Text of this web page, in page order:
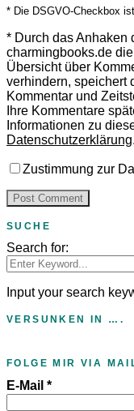
* Die DSGVO-Checkbox
* Durch das Anhaken
charmingbooks.de
Übersicht über
verhindern, speichert
Kommentar und
Ihre Kommentare
Informationen zu
Datenschutzerklärung.
Zustimmung zur
SUCHE
Search for:
Input your search
VERSUNKEN IN ….
FOLGE MIR VIA
E-Mail *